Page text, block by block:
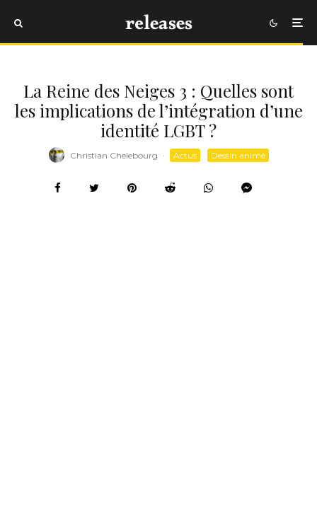
La Reine des Neiges 3 : Quelles sont
les implications de l’intégration d’une
identité LGBT ?
Christian Chelebourg · Actus Dessin animé